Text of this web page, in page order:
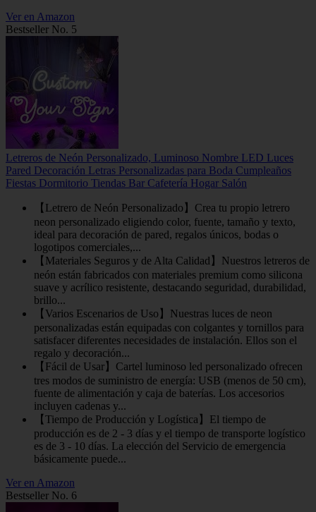
Ver en Amazon
Bestseller No. 5
Letreros de Neón Personalizado, Luminoso Nombre LED Luces
Pared Decoración Letras Personalizadas para Boda Cumpleaños
Fiestas Dormitorio Tiendas Bar Cafetería Hogar Salón
【Letrero de Neón Personalizado】Crea tu propio letrero
neon personalizado eligiendo color, fuente, tamaño y texto,
ideal para decoración de pared, regalos únicos, bodas o
logotipos comerciales,...
【Materiales Seguros y de Alta Calidad】Nuestros letreros de
neón están fabricados con materiales premium como silicona
suave y acrílico resistente, destacando seguridad, durabilidad,
brillo...
【Varios Escenarios de Uso】Nuestras luces de neon
personalizadas están equipadas con colgantes y tornillos para
satisfacer diferentes necesidades de instalación. Ellos son el
regalo y decoración...
【Fácil de Usar】Cartel luminoso led personalizado ofrecen
tres modos de suministro de energía: USB (menos de 50 cm),
fuente de alimentación y caja de baterías. Los accesorios
incluyen cadenas y...
【Tiempo de Producción y Logística】El tiempo de
producción es de 2 - 3 días y el tiempo de transporte logístico
es de 3 - 10 días. La elección del Servicio de emergencia
básicamente puede...
Ver en Amazon
Bestseller No. 6